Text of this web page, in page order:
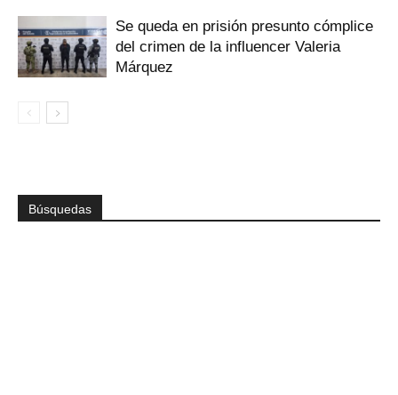
Se queda en prisión presunto cómplice
del crimen de la influencer Valeria
Márquez
Búsquedas